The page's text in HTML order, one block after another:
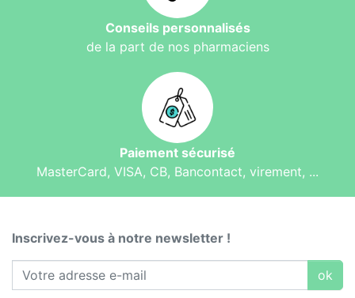
Conseils personnalisés
de la part de nos pharmaciens
Paiement sécurisé
MasterCard, VISA, CB, Bancontact, virement, ...
Inscrivez-vous à notre newsletter !
ok